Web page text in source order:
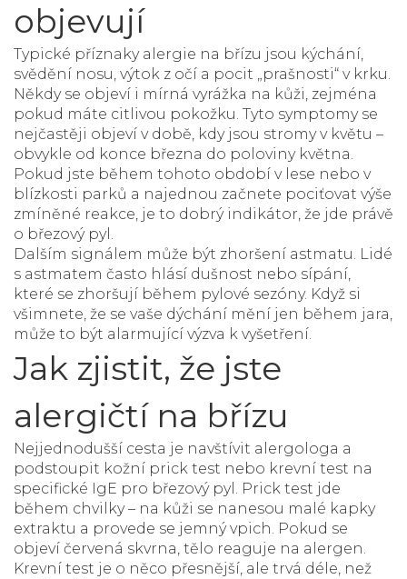
objevují
Typické příznaky alergie na břízu jsou kýchání,
svědění nosu, výtok z očí a pocit „prašnosti“ v krku.
Někdy se objeví i mírná vyrážka na kůži, zejména
pokud máte citlivou pokožku. Tyto symptomy se
nejčastěji objeví v době, kdy jsou stromy v květu –
obvykle od konce března do poloviny května.
Pokud jste během tohoto období v lese nebo v
blízkosti parků a najednou začnete pociťovat výše
zmíněné reakce, je to dobrý indikátor, že jde právě
o březový pyl.
Dalším signálem může být zhoršení astmatu. Lidé
s astmatem často hlásí dušnost nebo sípání,
které se zhoršují během pylové sezóny. Když si
všimnete, že se vaše dýchání mění jen během jara,
může to být alarmující výzva k vyšetření.
Jak zjistit, že jste
alergičtí na břízu
Nejjednodušší cesta je navštívit alergologa a
podstoupit kožní prick test nebo krevní test na
specifické IgE pro březový pyl. Prick test jde
během chvilky – na kůži se nanesou malé kapky
extraktu a provede se jemný vpich. Pokud se
objeví červená skvrna, tělo reaguje na alergen.
Krevní test je o něco přesnější, ale trvá déle, než